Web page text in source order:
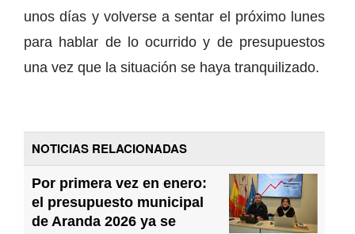
unos días y volverse a sentar el próximo lunes
para hablar de lo ocurrido y de presupuestos
una vez que la situación se haya tranquilizado.
NOTICIAS RELACIONADAS
Por primera vez en enero:
el presupuesto municipal
de Aranda 2026 ya se